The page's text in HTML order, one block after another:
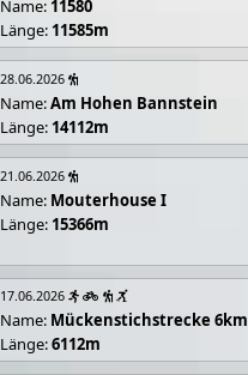
Name: 11580
Länge: 11585m
28.06.2026
Name:Am Hohen Bannstein
Länge: 14112m
21.06.2026
Name: Mouterhouse I
Länge: 15366m
17.06.2026
Name: Mückenstichstrecke 6km
Länge:6112m